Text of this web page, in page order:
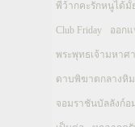
พี่ว้ากคะรักหนูได้มั้
Club Friday ออก
พระพุทธเจ้ามหาศ
ดาบพิฆาตกลางหิม
จอมราชันบัลลังก์อ